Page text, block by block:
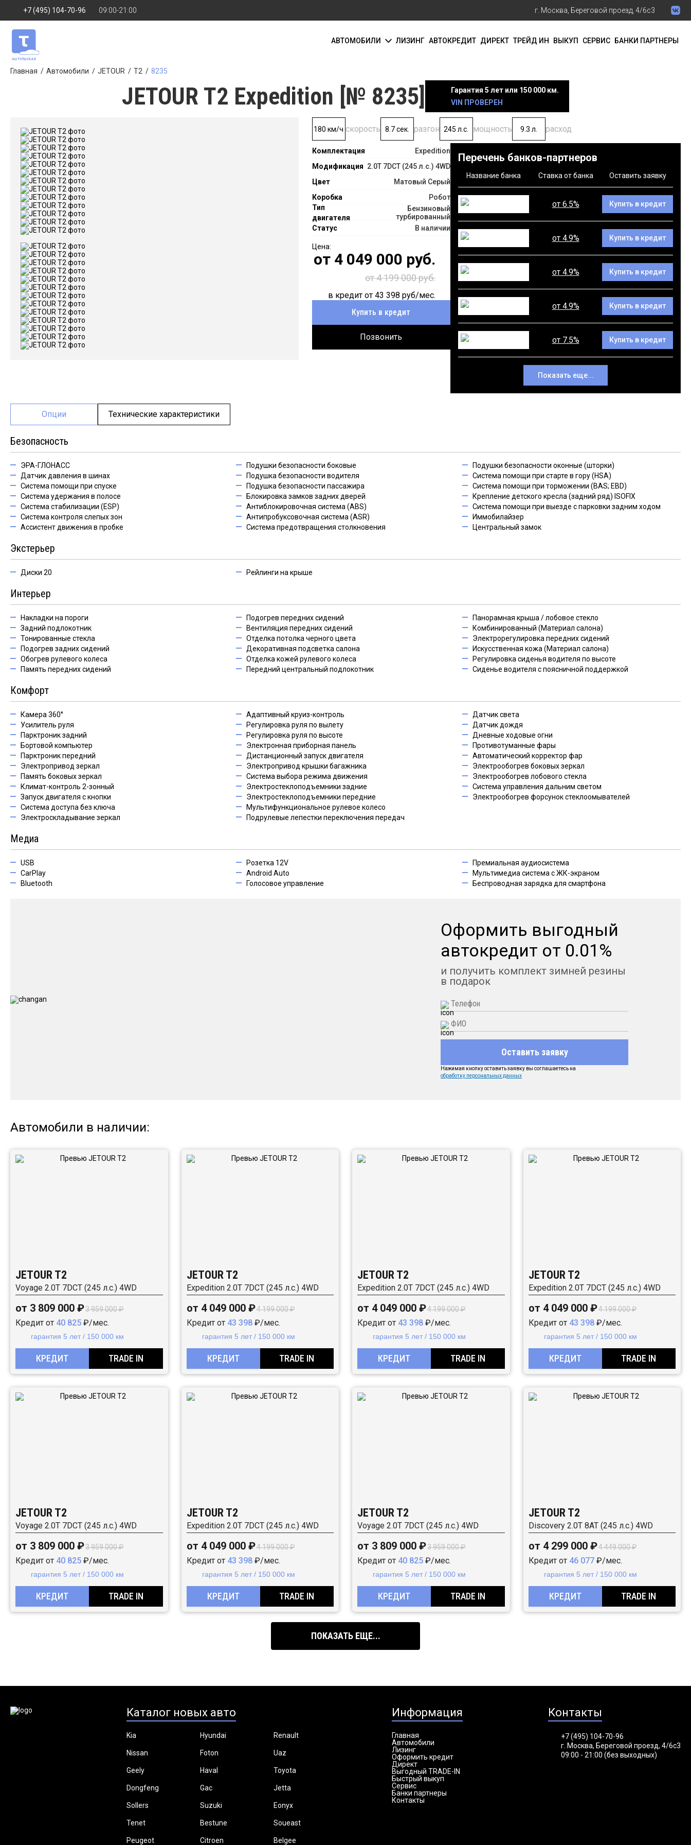
+7 (495) 104-70-96 09:00-21:00 г. Москва, Береговой проезд, 4/6с3
АВТОМОБИЛИ ЛИЗИНГ АВТОКРЕДИТ ДИРЕКТ ТРЕЙД ИН ВЫКУП СЕРВИС БАНКИ ПАРТНЕРЫ
Главная Автомобили JETOUR T2 8235
JETOUR T2 Expedition [№ 8235]
Гарантия 5 лет или 150 000 км.
VIN ПРОВЕРЕН
Комплектация
Expedition
Модификация 2.0T 7DCT (245 л.с.) 4WD
Цвет
Матовый Серый
Коробка
Робот
Тип
двигателя
Бензиновый
турбированный
Статус
В наличии
180 км/ч скорость 8.7 сек. разгон 245 л.с. мощность 9.3 л. расход
от 4 049 000 руб.
от 4 199 000 руб.
в кредит от 43 398 руб/мес.
Купить в кредит
Позвонить
Перечень банков-партнеров
Название банка Ставка от банка Оставить заявку
от 6.5% Купить в кредит
от 4.9% Купить в кредит
от 4.9% Купить в кредит
от 4.9% Купить в кредит
от 7.5% Купить в кредит
Показать еще...
Опции Технические характеристики
Безопасность
ЭРА-ГЛОНАСС
Датчик давления в шинах
Система помощи при спуске
Система удержания в полосе
Система стабилизации (ESP)
Система контроля слепых зон
Ассистент движения в пробке
Подушки безопасности боковые
Подушка безопасности водителя
Подушка безопасности пассажира
Блокировка замков задних дверей
Антиблокировочная система (ABS)
Антипробуксовочная система (ASR)
Система предотвращения столкновения
Подушки безопасности оконные (шторки)
Система помощи при старте в гору (HSA)
Система помощи при торможении (BAS; EBD)
Крепление детского кресла (задний ряд) ISOFIX
Система помощи при выезде с парковки задним ходом
Иммобилайзер
Центральный замок
Экстерьер
Диски 20 Рейлинги на крыше
Интерьер
Накладки на пороги
Задний подлокотник
Тонированные стекла
Подогрев задних сидений
Обогрев рулевого колеса
Память передних сидений
Подогрев передних сидений
Вентиляция передних сидений
Отделка потолка черного цвета
Декоративная подсветка салона
Отделка кожей рулевого колеса
Передний центральный подлокотник
Панорамная крыша / лобовое стекло
Комбинированный (Материал салона)
Электрорегулировка передних сидений
Искусственная кожа (Материал салона)
Регулировка сиденья водителя по высоте
Сиденье водителя с поясничной поддержкой
Комфорт
Камера 360°
Усилитель руля
Парктроник задний
Бортовой компьютер
Парктроник передний
Электропривод зеркал
Память боковых зеркал
Климат-контроль 2-зонный
Запуск двигателя с кнопки
Система доступа без ключа
Электроскладывание зеркал
Адаптивный круиз-контроль
Регулировка руля по вылету
Регулировка руля по высоте
Электронная приборная панель
Дистанционный запуск двигателя
Электропривод крышки багажника
Система выбора режима движения
Электростеклоподъемники задние
Электростеклоподъемники передние
Мультифункциональное рулевое колесо
Подрулевые лепестки переключения передач
Датчик света
Датчик дождя
Дневные ходовые огни
Противотуманные фары
Автоматический корректор фар
Электрообогрев боковых зеркал
Электрообогрев лобового стекла
Система управления дальним светом
Электрообогрев форсунок стеклоомывателей
Медиа
USB
CarPlay
Bluetooth
Розетка 12V
Android Auto
Голосовое управление
Премиальная аудиосистема
Мультимедиа система с ЖК-экраном
Беспроводная зарядка для смартфона
Оформить выгодный
автокредит от 0.01%
и получить комплект зимней резины
в подарок
Оставить заявку
Нажимая кнопку оставить заявку вы соглашаетесь на
обработку персональных данных
Автомобили в наличии:
JETOUR T2
Voyage 2.0T 7DCT (245 л.с.) 4WD
от 3 809 000 ₽3 959 000 ₽
Кредит от 40 825 ₽/мес.
гарантия 5 лет / 150 000 км
КРЕДИТ TRADE IN
JETOUR T2
Expedition 2.0T 7DCT (245 л.с.) 4WD
от 4 049 000 ₽4 199 000 ₽
Кредит от 43 398₽/мес.
гарантия 5 лет / 150 000 км
КРЕДИТ TRADE IN
JETOUR T2
Expedition 2.0T 7DCT (245 л.с.) 4WD
от 4 049 000 ₽4 199 000 ₽
Кредит от 43 398 ₽/мес.
гарантия 5 лет / 150 000 км
КРЕДИТ TRADE IN
JETOUR T2
Expedition 2.0T 7DCT (245 л.с.) 4WD
от 4 049 000 ₽4 199 000 ₽
Кредит от 43 398₽/мес.
гарантия 5 лет / 150 000 км
КРЕДИТ TRADE IN
JETOUR T2
Voyage 2.0T 7DCT (245 л.с.) 4WD
от 3 809 000 ₽3 959 000 ₽
Кредит от 40 825 ₽/мес.
гарантия 5 лет / 150 000 км
КРЕДИТ TRADE IN
JETOUR T2
Expedition 2.0T 7DCT (245 л.с.) 4WD
от 4 049 000 ₽4 199 000 ₽
Кредит от 43 398₽/мес.
гарантия 5 лет / 150 000 км
КРЕДИТ TRADE IN
JETOUR T2
Voyage 2.0T 7DCT (245 л.с.) 4WD
от 3 809 000 ₽3 959 000 ₽
Кредит от 40 825 ₽/мес.
гарантия 5 лет / 150 000 км
КРЕДИТ TRADE IN
JETOUR T2
Discovery 2.0T 8AT (245 л.с.) 4WD
от 4 299 000 ₽4 449 000 ₽
Кредит от 46 077₽/мес.
гарантия 5 лет / 150 000 км
КРЕДИТ TRADE IN
ПОКАЗАТЬ ЕЩЕ...
Каталог новых авто
Kia Hyundai Renault
Nissan Foton Uaz
Geely Haval Toyota
Dongfeng Gac Jetta
Sollers Suzuki Eonyx
Tenet Bestune Soueast
Peugeot Citroen Belgee
Информация
Главная
Автомобили
Лизинг
Оформить кредит
Директ
Выгодный TRADE-IN
Быстрый выкуп
Сервис
Банки партнеры
Контакты
Контакты
+7 (495) 104-70-96
г. Москва, Береговой проезд, 4/6с3
09:00 - 21:00 (без выходных)